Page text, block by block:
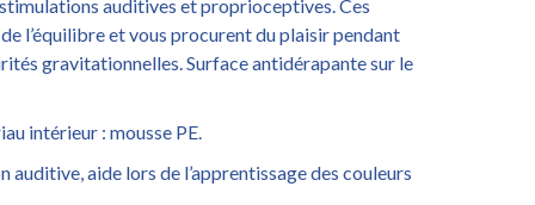
auditives et proprioceptives. Ces
l’équilibre et vous procurent du plaisir pendant
gravitationnelles. Surface antidérapante sur le
intérieur : mousse PE.
aide lors de l’apprentissage des couleurs